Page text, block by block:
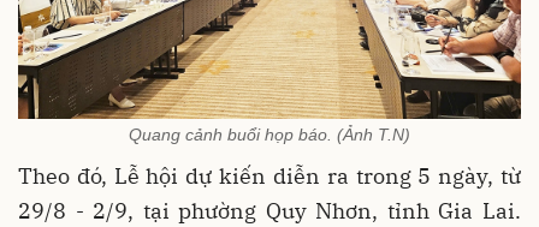
Quang cảnh buổi họp báo. (Ảnh T.N)
Theo đó, Lễ hội dự kiến diễn ra trong 5 ngày, từ
29/8 - 2/9, tại phường Quy Nhơn, tỉnh Gia Lai.